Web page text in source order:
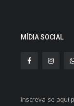
MÍDIA SOCIAL
Inscreva-se aqui